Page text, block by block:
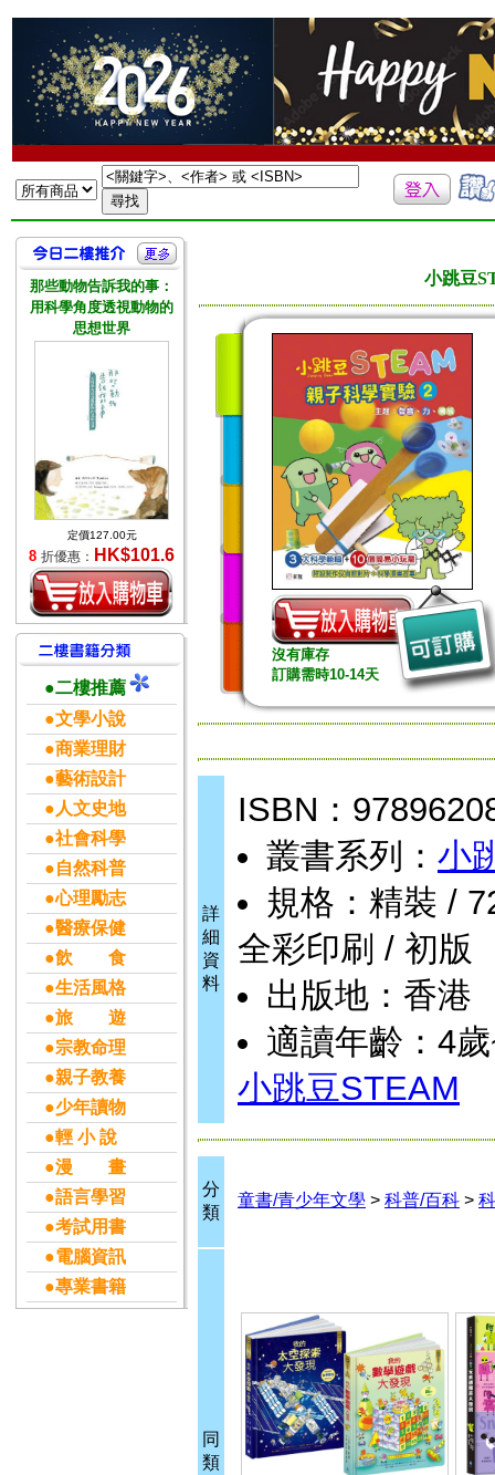
那些動物告訴我的事：
用科學角度透視動物的
思想世界
定價127.00元
8 折優惠： HK$101.6
●二樓推薦
●文學小說
●商業理財
●藝術設計
●人文史地
●社會科學
●自然科普
●心理勵志
●醫療保健
●飲 食
●生活風格
●旅 遊
●宗教命理
●親子教養
●少年讀物
●輕 小 說
●漫 畫
●語言學習
●考試用書
●電腦資訊
●專業書籍
小跳豆
沒有庫存
訂購需時10-14天
詳
細
資
料
ISBN：
叢書系列： 小
規格：精裝 /
全彩印刷 / 初版
出版地：香港
適讀年齡：4
小跳豆STEAM
分
類
童書/青少年文學 > 科普/百科 >
同
類